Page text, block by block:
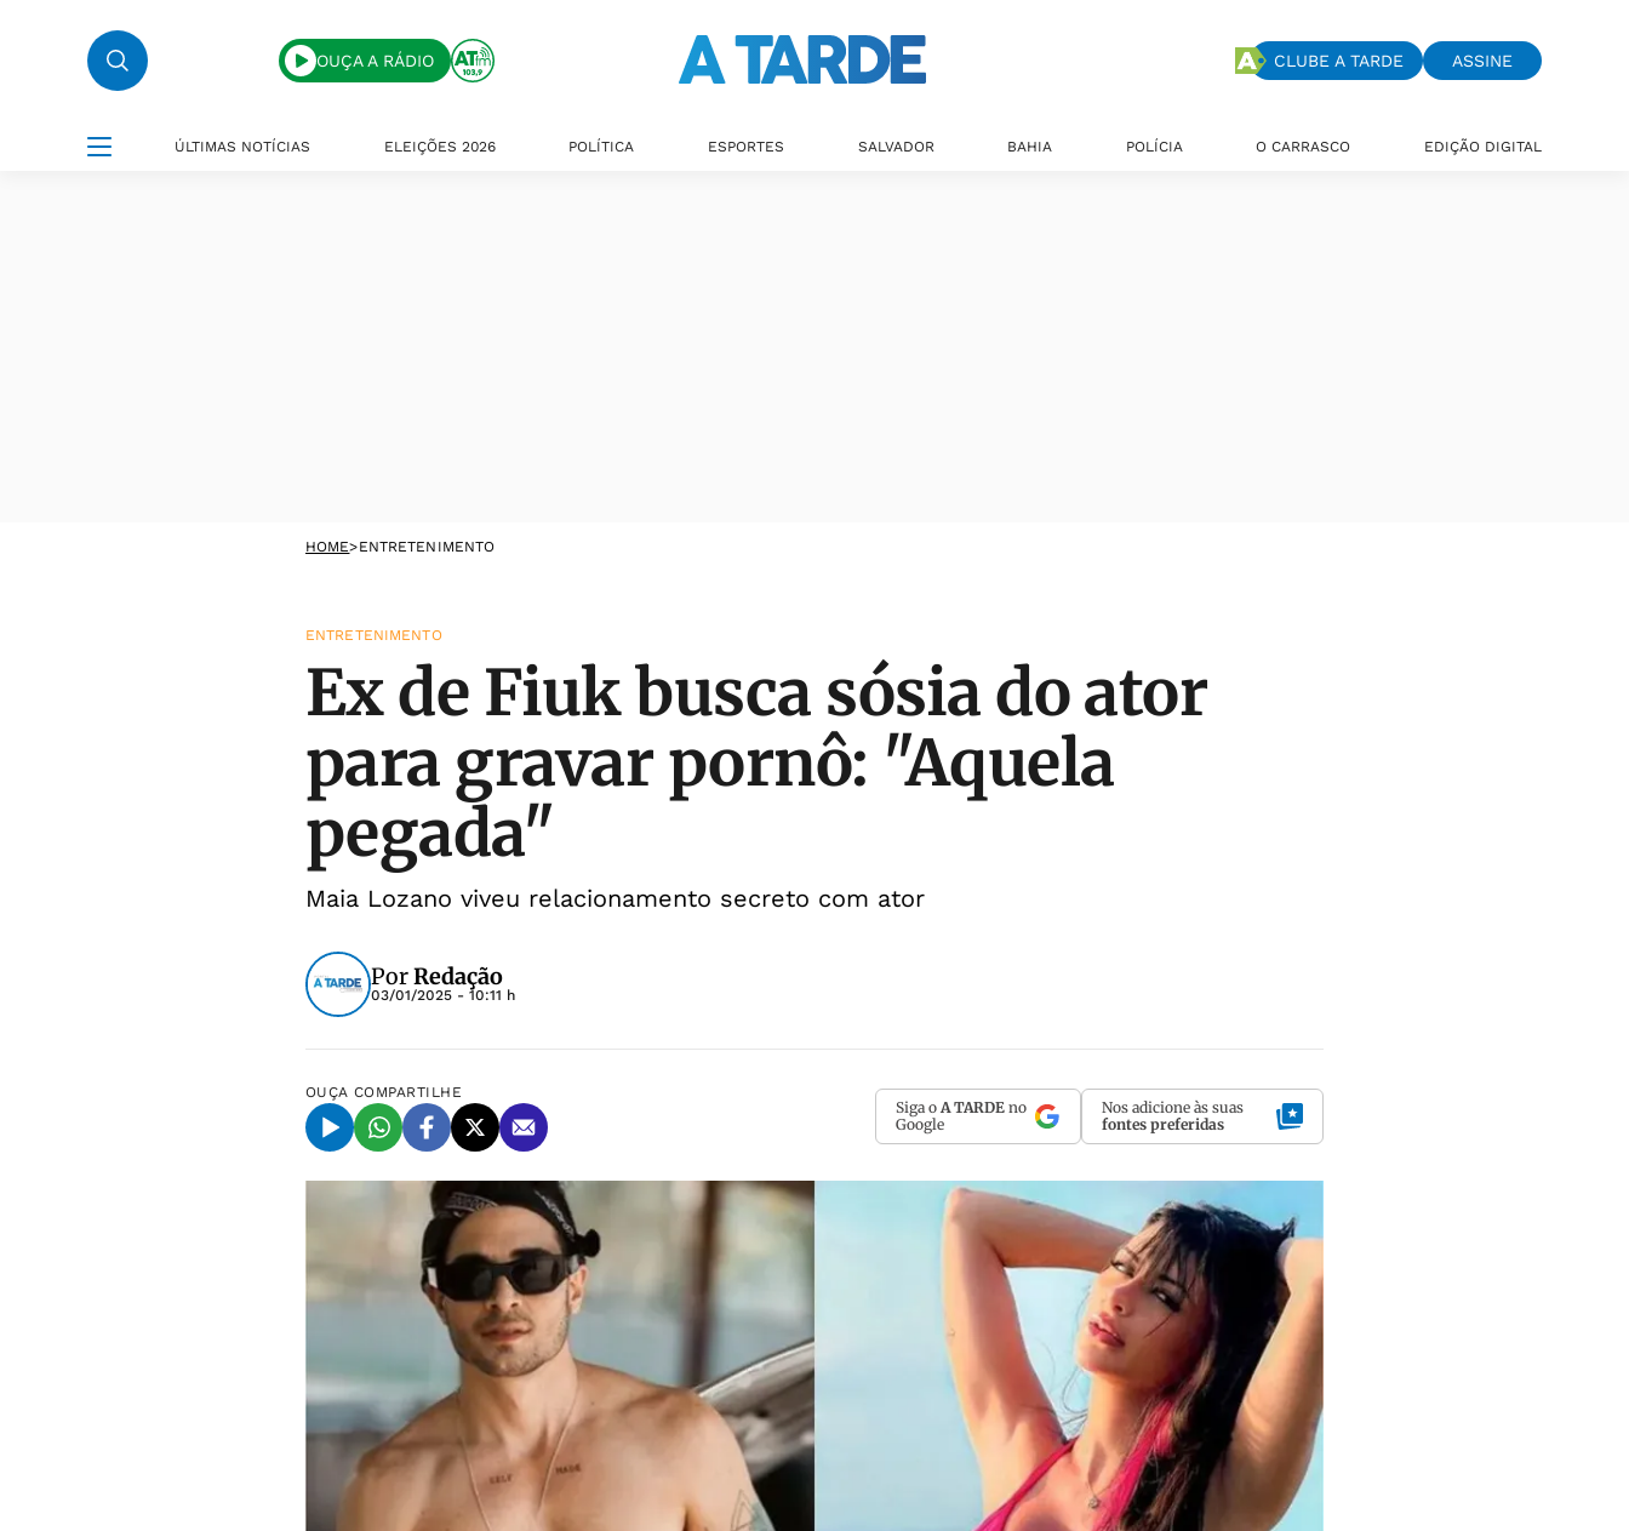
OUÇA A RÁDIO CLUBE A TARDE ASSINE
ÚLTIMAS NOTÍCIAS ELEIÇÕES 2026 POLÍTICA ESPORTES SALVADOR BAHIA POLÍCIA O CARRASCO EDIÇÃO DIGITAL
HOME>ENTRETENIMENTO
ENTRETENIMENTO
Ex de Fiuk busca sósia do ator
para gravar pornô: "Aquela
pegada"
Maia Lozano viveu relacionamento secreto com ator
PorRedação
03/01/2025 - 10:11 h
OUÇA COMPARTILHE
Siga o A TARDE no
Google
Nos adicione às suas
fontes preferidas